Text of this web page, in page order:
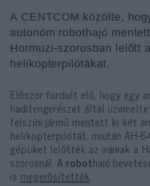
A CENTCOM közölte,
autonóm robothajó
Hormuzi-szorosban lelőtt
helikopterpilótákat.
Először fordult elő, hogy egy
haditengerészet által
felszíni jármű mentett ki két
helikopterpilótát, miután AH-
gépüket lelőtték az irániak a
szorosnál. A robothajó
is megerősítették.